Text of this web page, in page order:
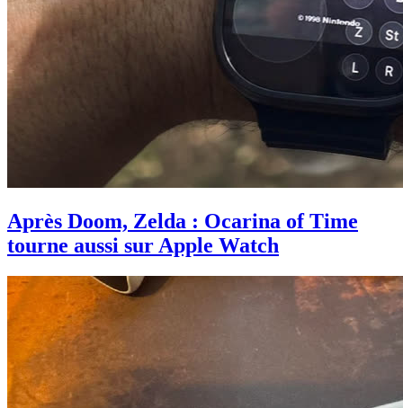
Après Doom, Zelda : Ocarina of Time
tourne aussi sur Apple Watch